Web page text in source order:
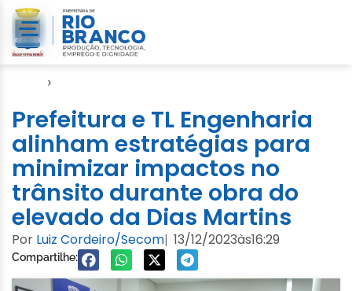
›
Prefeitura e TL Engenharia
alinham estratégias para
minimizar impactos no
trânsito durante obra do
elevado da Dias Martins
Por Luiz Cordeiro/Secom| 13/12/2023às16:29
Compartilhe: